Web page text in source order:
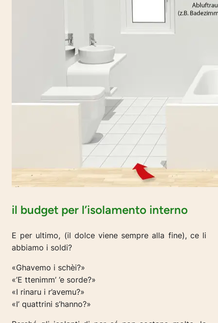
il budget per l’isolamento interno
E per ultimo, (il dolce viene sempre alla fine), ce li
abbiamo i soldi?
«Ghavemo i schèi?»
«’E ttenimm’ ’e sorde?»
«I rinaru i r’avemu?»
«I’ quattrini s’hanno?»